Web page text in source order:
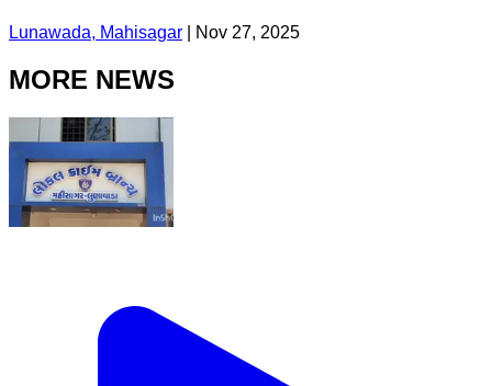
Lunawada, Mahisagar Nov 27, 2025
MORE NEWS